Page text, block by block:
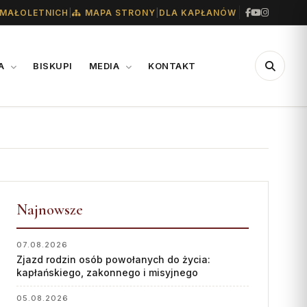
MAPA STRONY DLA KAPŁANÓW
BISKUPI MEDIA KONTAKT
MEDIALNE
Biuro
Współpraca
„GŁOS Z TORUNIA"
Redakcja
Archiwum
Ofiary na seminarium
Najnowsze
07.08.2026
Zjazd rodzin osób powołanych do życia:
kapłańskiego, zakonnego i misyjnego
05.08.2026